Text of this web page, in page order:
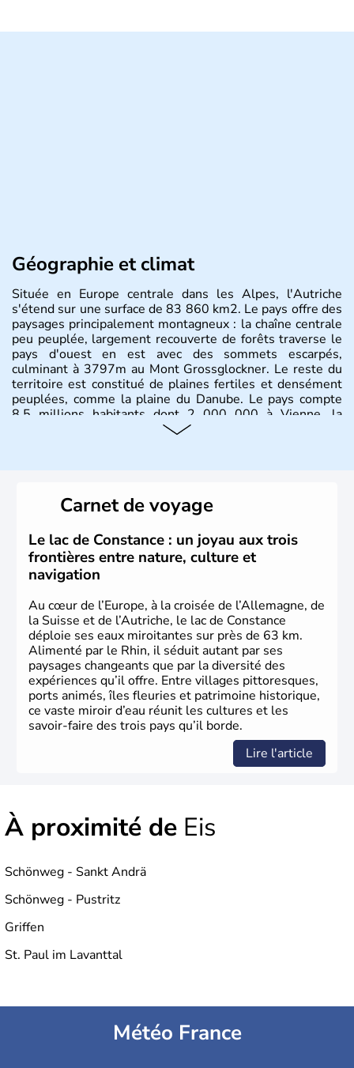
Géographie et climat
Située en Europe centrale dans les Alpes, l'Autriche
s'étend sur une surface de 83 860 km2. Le pays offre des
paysages principalement montagneux : la chaîne centrale
peu peuplée, largement recouverte de forêts traverse le
pays d'ouest en est avec des sommets escarpés,
culminant à 3797m au Mont Grossglockner. Le reste du
territoire est constitué de plaines fertiles et densément
peuplées, comme la plaine du Danube. Le pays compte
8.5 millions habitants dont 2 000 000 à Vienne, la
compte aujourd'hui plus de 8 millions d'habitants.
L'Autriche a donné naissance à de nombreux artistes :
Mozart, Schubert, le psychanalyste Freud, Romy
Schneider, Arnold Schwarzenegger, Anton Bruckner,
Gustav Mahler font partie des Autrichiens les plus
marquants de ces dernières décennies.
Carnet de voyage
Le lac de Constance : un joyau aux trois
frontières entre nature, culture et
navigation
Au cœur de l’Europe, à la croisée de l’Allemagne, de
la Suisse et de l’Autriche, le lac de Constance
déploie ses eaux miroitantes sur près de 63 km.
Alimenté par le Rhin, il séduit autant par ses
paysages changeants que par la diversité des
expériences qu’il offre. Entre villages pittoresques,
ports animés, îles fleuries et patrimoine historique,
ce vaste miroir d’eau réunit les cultures et les
savoir-faire des trois pays qu’il borde.
Lire l'article
À proximité de Eis
Schönweg - Sankt Andrä
Schönweg - Pustritz
Griffen
St. Paul im Lavanttal
Météo France